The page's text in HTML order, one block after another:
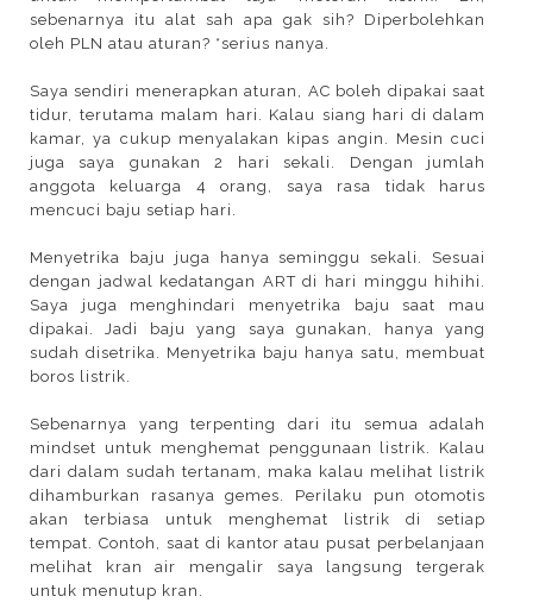
sebenarnya itu alat sah apa gak sih? Diperbolehkan
oleh PLN atau aturan? *serius nanya.
Saya sendiri menerapkan aturan, AC boleh dipakai saat
tidur, terutama malam hari. Kalau siang hari di dalam
kamar, ya cukup menyalakan kipas angin. Mesin cuci
juga saya gunakan 2 hari sekali. Dengan jumlah
anggota keluarga 4 orang, saya rasa tidak harus
mencuci baju setiap hari.
Menyetrika baju juga hanya seminggu sekali. Sesuai
dengan jadwal kedatangan ART di hari minggu hihihi.
Saya juga menghindari menyetrika baju saat mau
dipakai. Jadi baju yang saya gunakan, hanya yang
sudah disetrika. Menyetrika baju hanya satu, membuat
boros listrik.
Sebenarnya yang terpenting dari itu semua adalah
mindset untuk menghemat penggunaan listrik. Kalau
dari dalam sudah tertanam, maka kalau melihat listrik
dihamburkan rasanya gemes. Perilaku pun otomotis
akan terbiasa untuk menghemat listrik di setiap
tempat. Contoh, saat di kantor atau pusat perbelanjaan
melihat kran air mengalir saya langsung tergerak
untuk menutup kran.